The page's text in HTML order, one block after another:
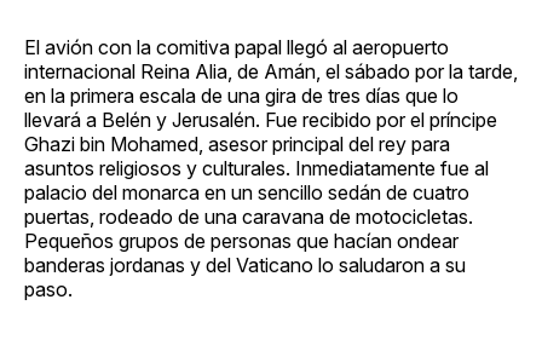
El avión con la comitiva papal llegó al aeropuerto
internacional Reina Alia, de Amán, el sábado por la tarde,
en la primera escala de una gira de tres días que lo
llevará a Belén y Jerusalén. Fue recibido por el príncipe
Ghazi bin Mohamed, asesor principal del rey para
asuntos religiosos y culturales. Inmediatamente fue al
palacio del monarca en un sencillo sedán de cuatro
puertas, rodeado de una caravana de motocicletas.
Pequeños grupos de personas que hacían ondear
banderas jordanas y del Vaticano lo saludaron a su
paso.